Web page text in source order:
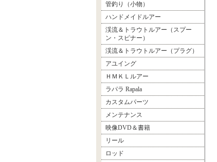
管釣り（小物）
ハンドメイドルアー
渓流＆トラウトルアー（スプー
ン・スピナー）
渓流＆トラウトルアー（プラグ）
アユイング
ＨＭＫＬルアー
ラパラ Rapala
カスタムパーツ
メンテナンス
映像DVD＆書籍
リール
ロッド